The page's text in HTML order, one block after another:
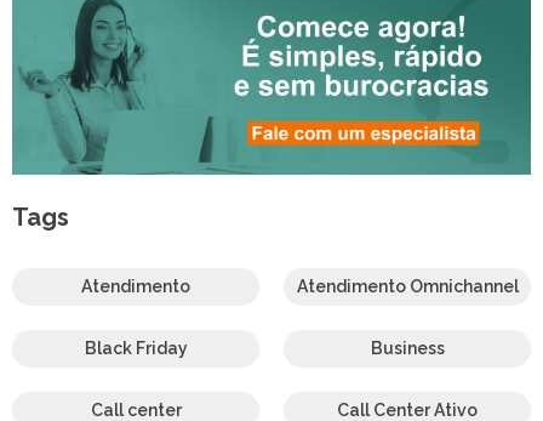
Tags
Atendimento Atendimento Omnichannel
Black Friday Business
Call center Call Center Ativo